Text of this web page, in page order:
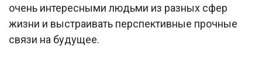
очень интересными людьми из разных сфер
жизни и выстраивать перспективные прочные
связи на будущее.